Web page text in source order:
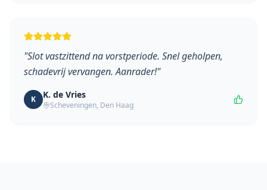
"Slot vastzittend na vorstperiode. Snel geholpen,
schadevrij vervangen. Aanrader!"
K K. de Vries
Scheveningen, Den Haag